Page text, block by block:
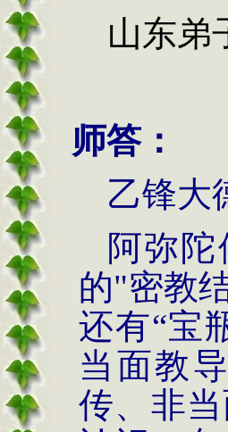
山东弟
师答：
乙锋大
阿弥陀
的"密教
还有“宝
当面教
传、非